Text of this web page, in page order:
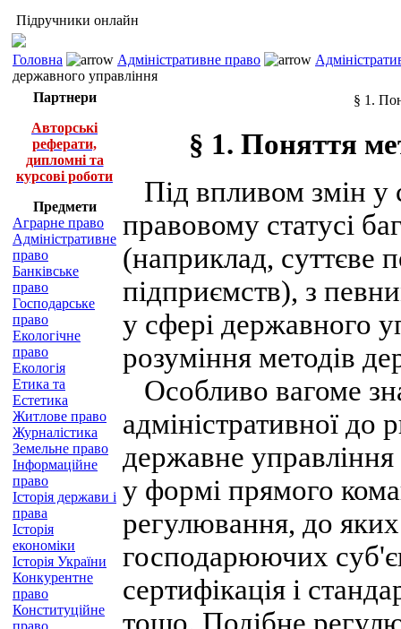
Підручники онлайн
Головна Адміністративне право
державного управління
Партнери
Авторські
реферати,
дипломні та
курсові роботи
Предмети
Аграрне право
Адміністративне
право
Банківське
право
Господарське
право
Екологічне
право
Екологія
Етика та
Естетика
Житлове право
Журналістика
Земельне право
Інформаційне
право
Історія держави і
права
Історія
економіки
Історія України
Конкурентне
право
Конституційне
право
§ 1.
§ 1. Поняття
Під впливом змін у
правовому статусі
(наприклад, суттєве
підприємств), з
у сфері державного
розуміння методів
Особливо вагоме
адміністративної до
державне управління
у формі прямого
регулювання, до
господарюючих
сертифікація і